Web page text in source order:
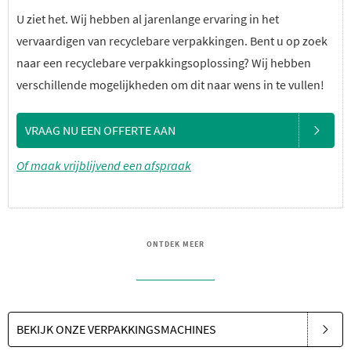
U ziet het. Wij hebben al jarenlange ervaring in het
vervaardigen van recyclebare verpakkingen. Bent u op zoek
naar een recyclebare verpakkingsoplossing? Wij hebben
verschillende mogelijkheden om dit naar wens in te vullen!
VRAAG NU EEN OFFERTE AAN
Of maak vrijblijvend een afspraak
ONTDEK MEER
BEKIJK ONZE VERPAKKINGSMACHINES